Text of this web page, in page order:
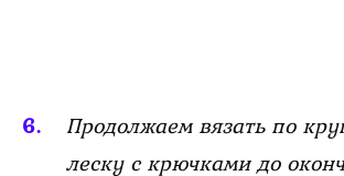
Продолжаем вязать по
леску с крючками до